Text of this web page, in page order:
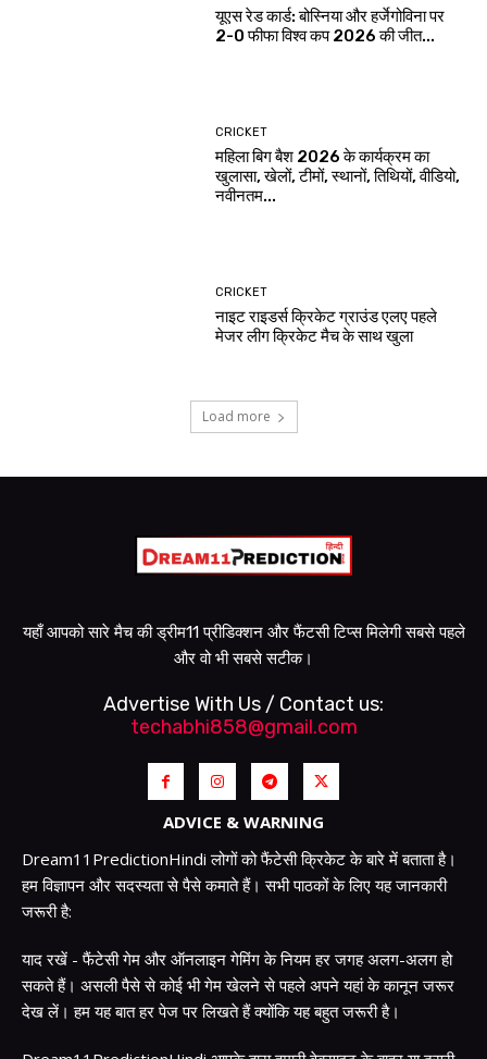
यूएस रेड कार्ड: बोस्निया और हर्जेगोविना पर
2-0 फीफा विश्व कप 2026 की जीत...
CRICKET
महिला बिग बैश 2026 के कार्यक्रम का
खुलासा, खेलों, टीमों, स्थानों, तिथियों, वीडियो,
नवीनतम...
CRICKET
नाइट राइडर्स क्रिकेट ग्राउंड एलए पहले
मेजर लीग क्रिकेट मैच के साथ खुला
Load more
यहाँ आपको सारे मैच की ड्रीम11 प्रीडिक्शन और फैंटसी टिप्स मिलेगी सबसे पहले
और वो भी सबसे सटीक।
Advertise With Us / Contact us:
techabhi858@gmail.com
ADVICE & WARNING
Dream11PredictionHindi लोगों को फैंटेसी क्रिकेट के बारे में बताता है।
हम विज्ञापन और सदस्यता से पैसे कमाते हैं। सभी पाठकों के लिए यह जानकारी
जरूरी है:
याद रखें - फैंटेसी गेम और ऑनलाइन गेमिंग के नियम हर जगह अलग-अलग हो
सकते हैं। असली पैसे से कोई भी गेम खेलने से पहले अपने यहां के कानून जरूर
देख लें। हम यह बात हर पेज पर लिखते हैं क्योंकि यह बहुत जरूरी है।